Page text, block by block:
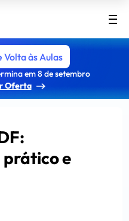
Volta às Aulas
em 8 de setembro
Oferta
e